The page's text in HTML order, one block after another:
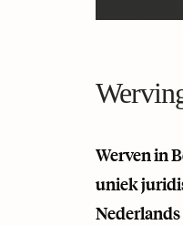
Werven in
uniek